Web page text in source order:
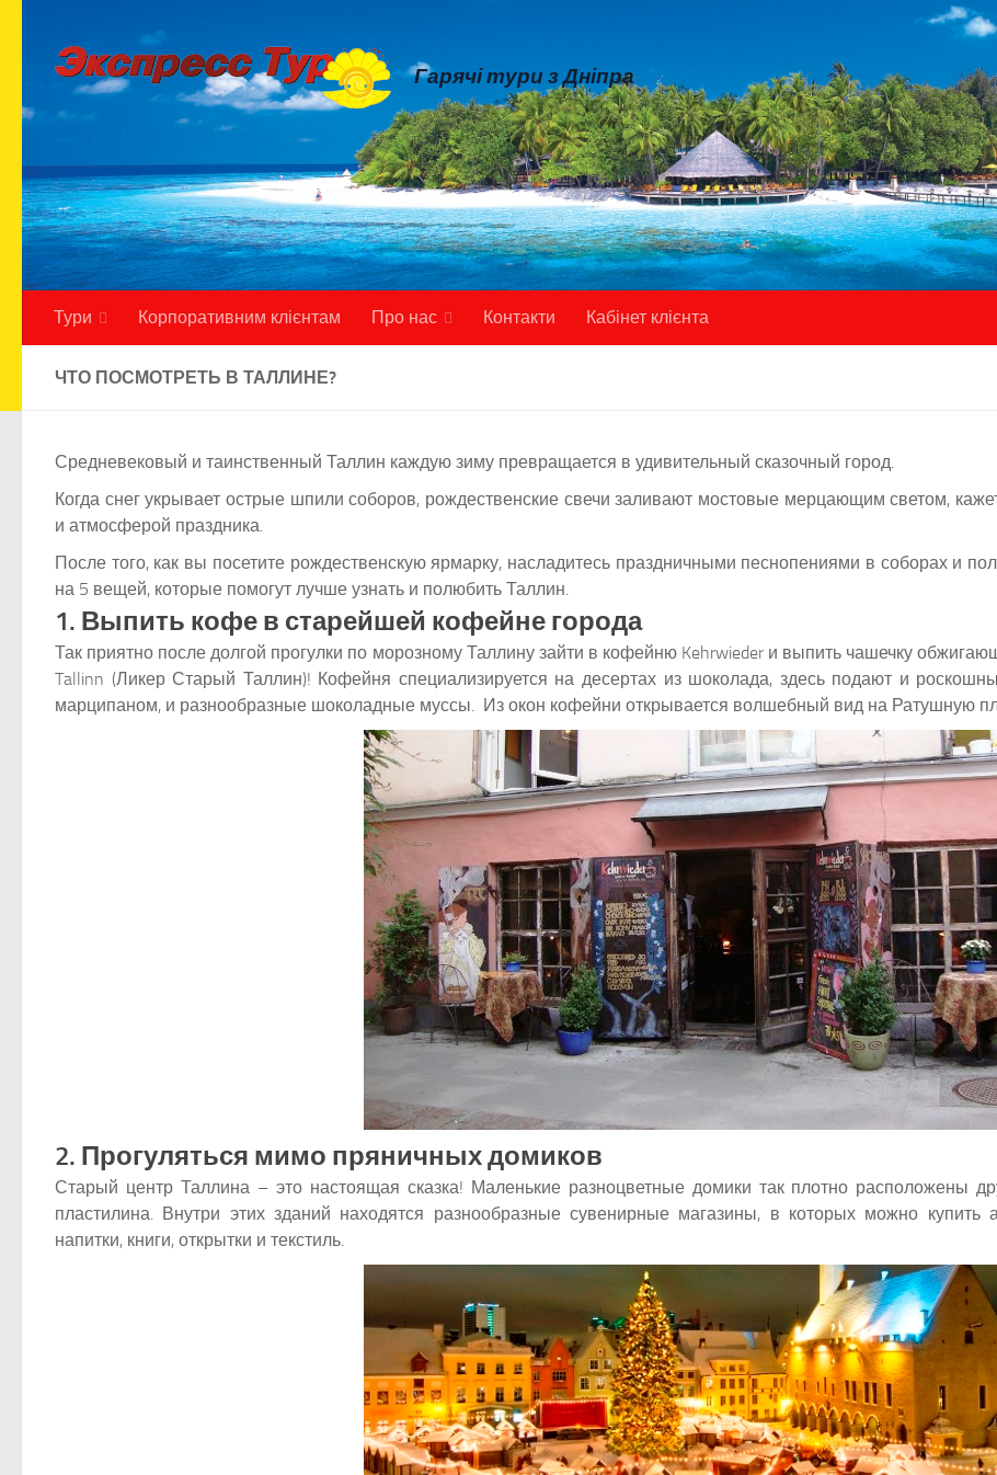
Skip to content
Гарячі тури з Дніпра
Тури Корпоративним клієнтам Про нас Контакти Кабінет клієнта
ЧТО ПОСМОТРЕТЬ В ТАЛЛИНЕ?
Средневековый и таинственный Таллин каждую зиму превращается в удивительный сказочный город.
Когда снег укрывает острые шпили соборов, рождественские свечи заливают мостовые мерцающим светом,
и атмосферой праздника.
После того, как вы посетите рождественскую ярмарку, насладитесь праздничными песнопениями в соборах и
на 5 вещей, которые помогут лучше узнать и полюбить Таллин.
1. Выпить кофе в старейшей кофейне города
Так приятно после долгой прогулки по морозному Таллину зайти в кофейню Kehrwieder и выпить чашечку
Tallinn (Ликер Старый Таллин)! Кофейня специализируется на десертах из шоколада, здесь подают и
марципаном, и разнообразные шоколадные муссы. Из окон кофейни открывается волшебный вид на Ратушную
2. Прогуляться мимо пряничных домиков
Старый центр Таллина – это настоящая сказка! Маленькие разноцветные домики так плотно расположены
пластилина. Внутри этих зданий находятся разнообразные сувенирные магазины, в которых можно купить
напитки, книги, открытки и текстиль.